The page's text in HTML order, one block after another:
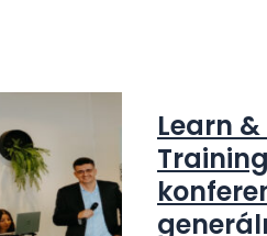
Learn &